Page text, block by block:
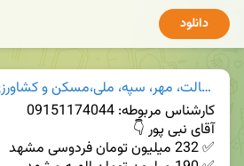
دانلود